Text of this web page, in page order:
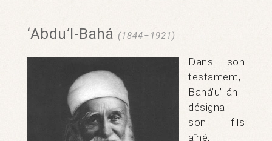
‘Abdu’l-Bahá (1844–1921)
Dans son
testament,
Bahá’u’lláh
désigna
son fils
aîné,